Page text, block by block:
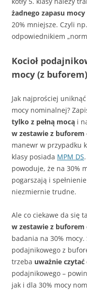
żadnego zapasu mocy
20% mniejsze. Czyli
odpowiednikiem
Kocioł
mocy (z buforem)
Jak najprościej
mocy nominalnej?
tylko z pełną mocą i
w zestawie z buforem
manewr w przypadku
klasy posiada MPM DS
powoduje, że na 30%
pogarszają i
niezmiernie trudne.
Ale co ciekawe da się
w zestawie z buforem
badania na 30%
podajnikowego z
trzeba uważnie
podajnikowego –
jak i dla 30% mocy